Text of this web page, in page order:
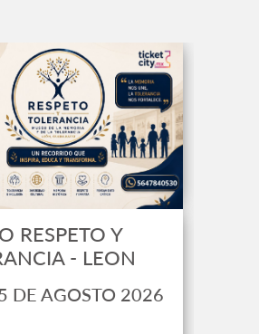
RESPETO Y
- LEON
DE AGOSTO 2026